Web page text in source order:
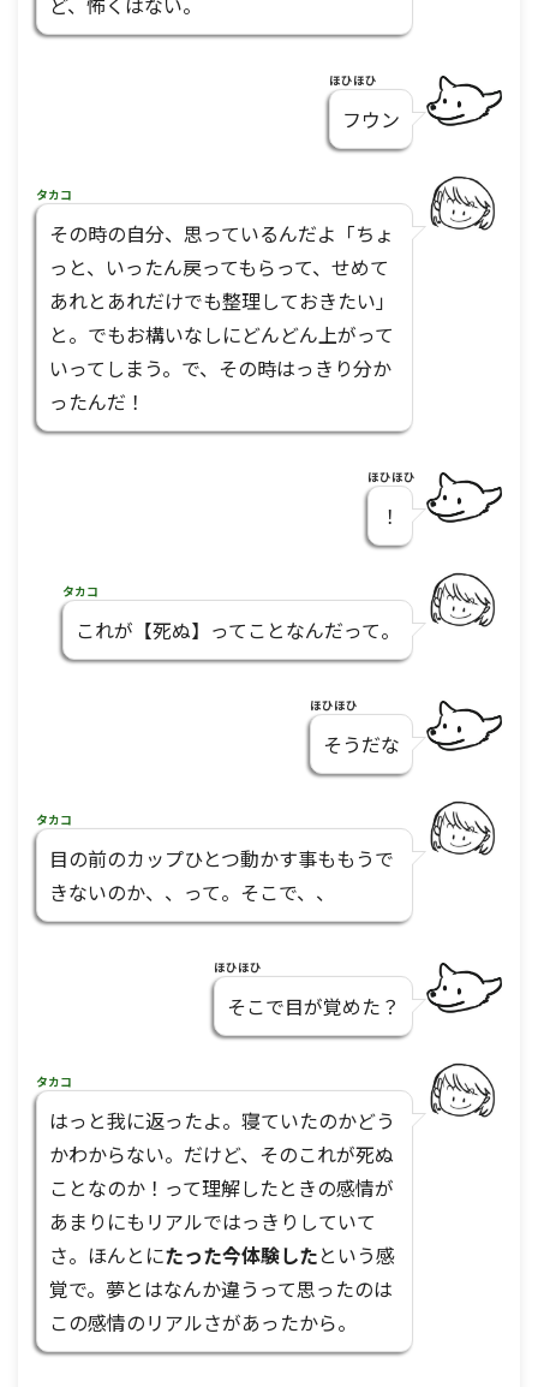
ほひほひ
フウン
タカコ
その時の自分、思っているんだよ「ちょ
っと、いったん戻ってもらって、せめて
あれとあれだけでも整理しておきたい」
と。でもお構いなしにどんどん上がって
いってしまう。で、その時はっきり分か
ったんだ！
ほひほひ
！
タカコ
これが【死ぬ】ってことなんだって。
ほひほひ
そうだな
タカコ
目の前のカップひとつ動かす事ももうで
きないのか、、って。そこで、、
ほひほひ
そこで目が覚めた？
タカコ
はっと我に返ったよ。寝ていたのかどう
かわからない。だけど、そのこれが死ぬ
ことなのか！って理解したときの感情が
あまりにもリアルではっきりしていて
さ。ほんとにたった今体験したという感
覚で。夢とはなんか違うって思ったのは
この感情のリアルさがあったから。